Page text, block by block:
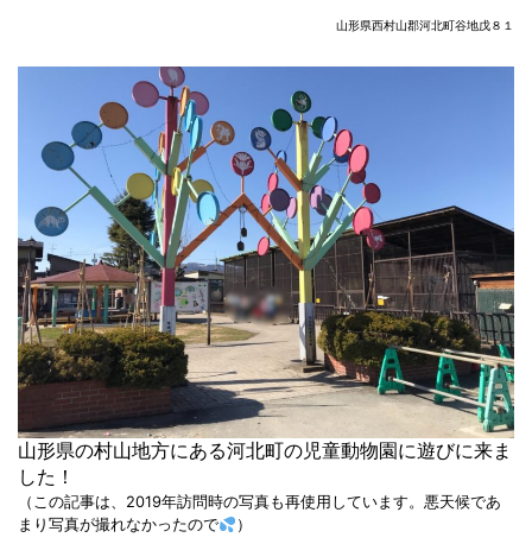
山形県西村山郡河北町谷地戊８１
山形県の村山地方にある河北町の児童動物園に遊びに来ま
した！
（この記事は、2019年訪問時の写真も再使用しています。悪天候であ
まり写真が撮れなかったので
）